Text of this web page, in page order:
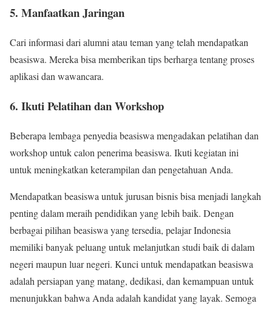
5. Manfaatkan Jaringan
Cari informasi dari alumni atau teman yang telah mendapatkan
beasiswa. Mereka bisa memberikan tips berharga tentang proses
aplikasi dan wawancara.
6. Ikuti Pelatihan dan Workshop
Beberapa lembaga penyedia beasiswa mengadakan pelatihan dan
workshop untuk calon penerima beasiswa. Ikuti kegiatan ini
untuk meningkatkan keterampilan dan pengetahuan Anda.
Mendapatkan beasiswa untuk jurusan bisnis bisa menjadi langkah
penting dalam meraih pendidikan yang lebih baik. Dengan
berbagai pilihan beasiswa yang tersedia, pelajar Indonesia
memiliki banyak peluang untuk melanjutkan studi baik di dalam
negeri maupun luar negeri. Kunci untuk mendapatkan beasiswa
adalah persiapan yang matang, dedikasi, dan kemampuan untuk
menunjukkan bahwa Anda adalah kandidat yang layak. Semoga